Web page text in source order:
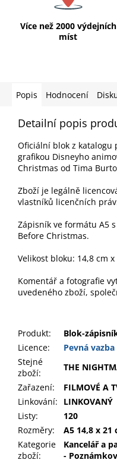
Více než 2000 výdejních
míst
Popis Hodnocení
Detailní popis
Oficiální blok z katalogu
grafikou Disneyho
Christmas od Tima
Zboží je legálně
vlastníků licenčních
Zápisník ve formátu A5
Before Christmas.
Velikost bloku: 14,8 cm x
Komentář a fotografie
uvedeného zboží,
Produkt:
Blok-
Licence:
Pevná vazba
Stejné
zboží:
THE
Zařazení:
FILMOVÉ A
Linkování:
LINKOVANÝ
Listy:
120
Rozměry:
A5 14,8 x 21
Kategorie
zboží:
Kancelář a
-